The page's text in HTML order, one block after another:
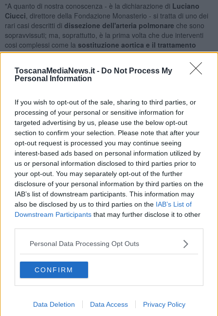
ToscanaMediaNews.it - Do Not Process My
Personal Information
If you wish to opt-out of the sale, sharing to third parties, or
processing of your personal or sensitive information for
targeted advertising by us, please use the below opt-out
section to confirm your selection. Please note that after your
opt-out request is processed you may continue seeing
interest-based ads based on personal information utilized by
us or personal information disclosed to third parties prior to
your opt-out. You may separately opt-out of the further
disclosure of your personal information by third parties on the
IAB’s list of downstream participants. This information may
also be disclosed by us to third parties on the IAB’s List of
Downstream Participants that may further disclose it to other
Personal Data Processing Opt Outs
CONFIRM
Data Deletion Data Access Privacy Policy
"A quanto di nostra conoscenza - è la dichiarazione di Luciano
Ciucci , direttore della Fondazione Monasterio - si tratta di uno dei
rari casi descritti di dissezione dell'arteria polmonare che sono
sopravvissuti; ma, soprattutto, è la prima volta che due interventi
cosi complessi come la sostituzione aortica e il trattamento
della dissezione polmonaresono eseguiti assieme con un
risultato positivo, peraltro in una paziente già sofferente per una
cardiopatia così complessa associata ad ipertensione polmonare
cronica e alla sindrome di Turner".
La paziente, F.C. le sue iniziali, era stata trasferita da Cagliari, in
urgenza, all'ospedale del Cuore di Massa la notte fra il 22 e il 23
febbraio scorso, con un volo militare. Alla giovane era stata
diagnosticata una dissezione dell'arteria polmonare, in pratica la
rottura della parete dell'arteria, dai medici della cardiopediatria
dell'ospedale Brotzu di Cagliari che seguono da anni la ragazza,
operata poco dopo la nascita di coartazione e poi di stenosi aortica.
La paziente è atterrata a Massa in condizioni disperate ed è stata
operata d'urgenza per evitare la rottura completa dell'arteria,
evento che l'avrebbe portata alla morte.
ed è terminato 13 ore dopo.
si sono alternati al tavolo operatorio due équipe di sei chirurghi,
due anestesisti oltre a dieci operatori tra infermieri, ferristi,
infermieri di anestesia, tecnici di circolazione extracorporea.
Alla fine dell'intervento le condizioni della giovane erano così